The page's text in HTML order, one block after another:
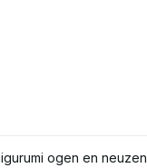
ogen en neuzen